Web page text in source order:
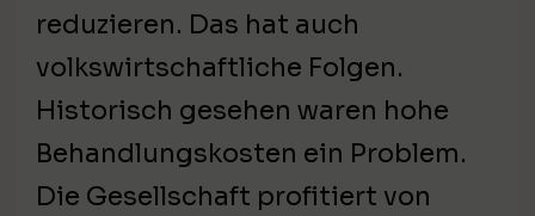
reduzieren. Das hat auch
volkswirtschaftliche Folgen.
Historisch gesehen waren hohe
Behandlungskosten ein Problem.
Die Gesellschaft profitiert von